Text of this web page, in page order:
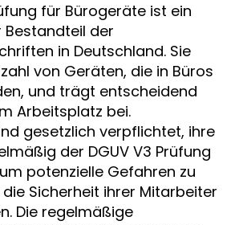
für Bürogeräte ist ein
der
in Deutschland. Sie
von Geräten, die in Büros
und trägt entscheidend
Arbeitsplatz bei.
gesetzlich verpflichtet, ihre
der DGUV V3 Prüfung
potenzielle Gefahren zu
Sicherheit ihrer Mitarbeiter
Die regelmäßige